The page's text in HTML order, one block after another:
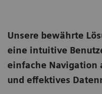
Unsere bewährte
eine intuitive
einfache Navigation
und effektives